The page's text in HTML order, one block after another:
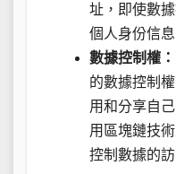
址，即使數
個人身份信息
數據控制權：
的數據控制
用和分享自
用區塊鏈技
控制數據的訪